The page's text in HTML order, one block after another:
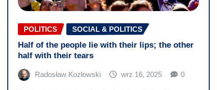
POLITICS SOCIAL & POLITICS
Half of the people lie with their lips; the other
half with their tears
Radosław Kozłowski wrz 16, 2025 0